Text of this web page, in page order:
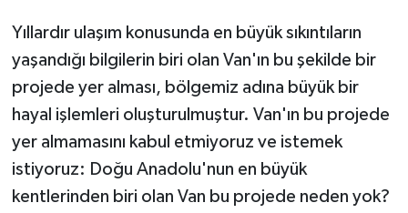
Yıllardır ulaşım konusunda en büyük sıkıntıların
yaşandığı bilgilerin biri olan Van'ın bu şekilde bir
projede yer alması, bölgemiz adına büyük bir
hayal işlemleri oluşturulmuştur. Van'ın bu projede
yer almamasını kabul etmiyoruz ve istemek
istiyoruz: Doğu Anadolu'nun en büyük
kentlerinden biri olan Van bu projede neden yok?